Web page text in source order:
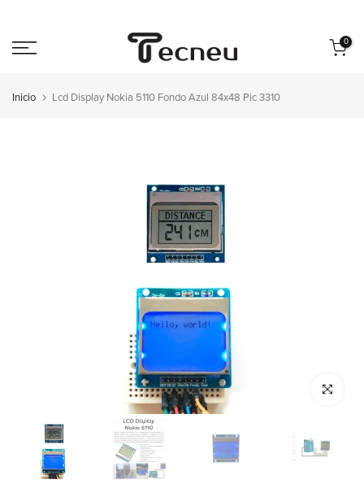
al
0
Inicio Lcd Display Nokia 5110 Fondo Azul 84x48 Pic 3310
Click para